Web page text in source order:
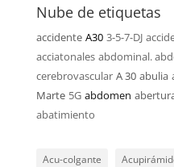
Nube de etiquetas
accidente A30 3-5-7-DJ
acciatonales abdominal.
cerebrovascular A 30 abulia
Marte 5G abdomen
abatimiento
Acu-colgante